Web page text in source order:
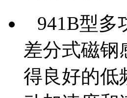
941B型多
差分式磁钢
得良好的低